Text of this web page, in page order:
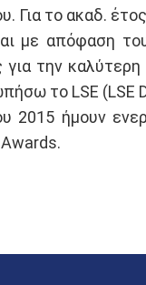
Για το ακαδ.
με απόφαση
την
το LSE
2015 ήμουν